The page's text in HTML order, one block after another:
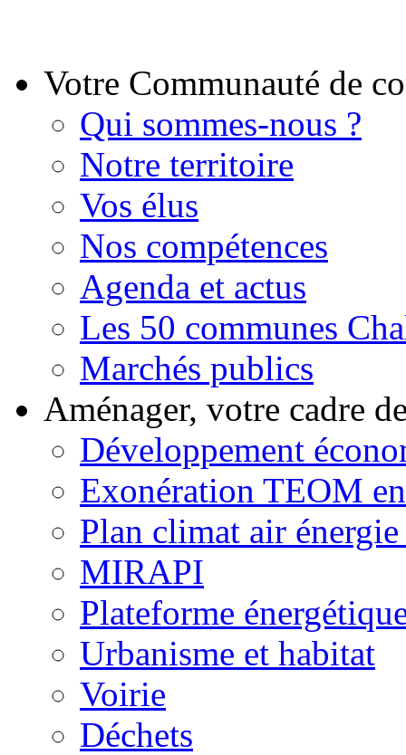
Votre Communauté de
Qui sommes-nous ?
Notre territoire
Vos élus
Nos compétences
Agenda et actus
Les 50 communes
Marchés publics
Aménager, votre cadre
Développement
Exonération TEOM
Plan climat air
MIRAPI
Plateforme
Urbanisme et habitat
Voirie
Déchets